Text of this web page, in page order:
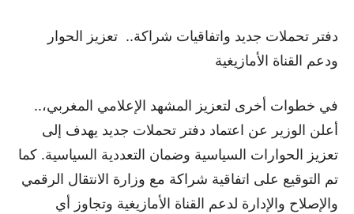
دفتر تحملات جديد واتفاقيات شراكة.. تعزيز الحوار
ودعم القناة الأمازيغية
في خطوات أخرى لتعزيز المشهد الإعلامي المغربي،..
أعلن الوزير عن اعتماد دفتر تحملات جديد يهدف إلى
تعزيز الحوارات السياسية وضمان التعددية السياسية. كما
تم التوقيع على اتفاقية شراكة مع وزارة الانتقال الرقمي
والإصلاح والإدارة لدعم القناة الأمازيغية وتجاوز أي